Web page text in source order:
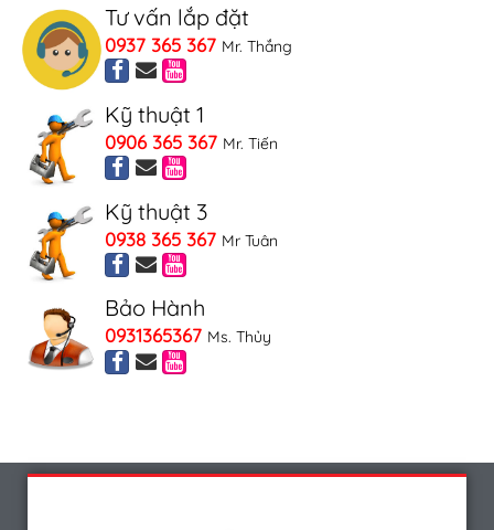
Tư vấn lắp đặt
0937 365 367 Mr. Thắng
Kỹ thuật 1
0906 365 367 Mr. Tiến
Kỹ thuật 3
0938 365 367 Mr Tuân
Bảo Hành
0931365367 Ms. Thủy